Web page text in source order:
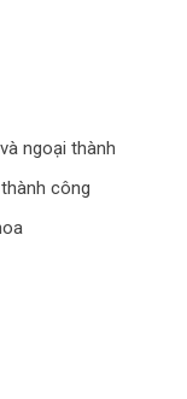
ngoại thành
công